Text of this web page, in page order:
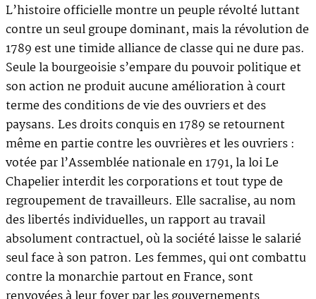
L’histoire officielle montre un peuple révolté luttant
contre un seul groupe dominant, mais la révolution de
1789 est une timide alliance de classe qui ne dure pas.
Seule la bourgeoisie s’empare du pouvoir politique et
son action ne produit aucune amélioration à court
terme des conditions de vie des ouvriers et des
paysans. Les droits conquis en 1789 se retournent
même en partie contre les ouvrières et les ouvriers :
votée par l’Assemblée nationale en 1791, la loi Le
Chapelier interdit les corporations et tout type de
regroupement de travailleurs. Elle sacralise, au nom
des libertés individuelles, un rapport au travail
absolument contractuel, où la société laisse le salarié
seul face à son patron. Les femmes, qui ont combattu
contre la monarchie partout en France, sont